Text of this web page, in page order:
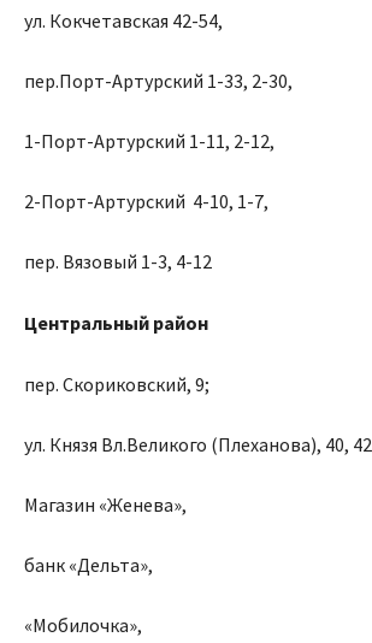
ул. Кокчетавская 42-54,
пер.Порт-Артурский 1-33, 2-30,
1-Порт-Артурский 1-11, 2-12,
2-Порт-Артурский 4-10, 1-7,
пер. Вязовый 1-3, 4-12
Центральный район
пер. Скориковский, 9;
ул. Князя Вл.Великого (Плеханова), 40, 42
Магазин «Женева»,
банк «Дельта»,
«Мобилочка»,